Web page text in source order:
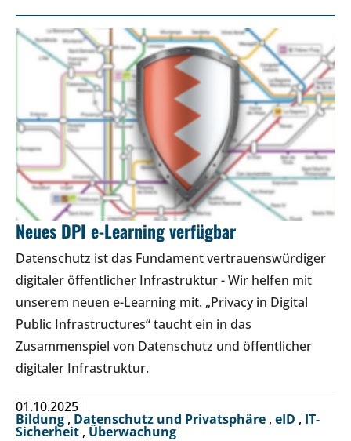
Neues DPI e-Learning verfügbar
Datenschutz ist das Fundament vertrauenswürdiger
digitaler öffentlicher Infrastruktur - Wir helfen mit
unserem neuen e-Learning mit. „Privacy in Digital
Public Infrastructures“ taucht ein in das
Zusammenspiel von Datenschutz und öffentlicher
digitaler Infrastruktur.
01.10.2025
Bildung , Datenschutz und Privatsphäre , eID , IT-
Sicherheit , Überwachung